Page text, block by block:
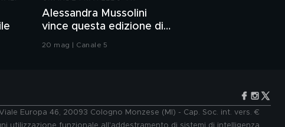
Alessandra Mussolini
vince questa edizione di
Grande Fratello VIP
20 mag | Canale 5
Europa 46, 20093 Cologno Monzese (MI) - Cap. Soc. int. vers. €